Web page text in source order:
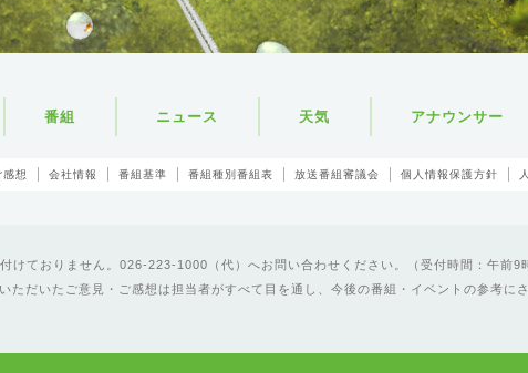
番組 ニュース 天気 アナウンサー
感想 会社情報 番組基準 番組種別番組表 放送番組審議会 個人情報保護方針
けておりません。026-223-1000（代）へお問い合わせください。（受付時間：午前9
ただいたご意見・ご感想は担当者がすべて目を通し、今後の番組・イベントの参考に